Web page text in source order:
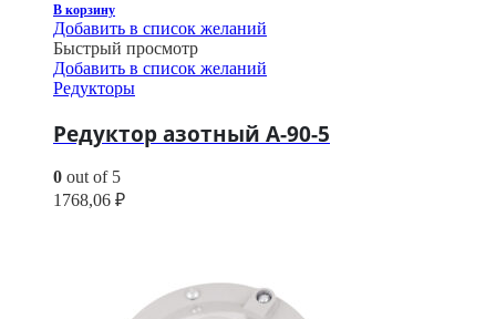
В корзину
Добавить в список желаний
Быстрый просмотр
Добавить в список желаний
Редукторы
Редуктор азотный А-90-5
0 out of 5
1768,06 ₽